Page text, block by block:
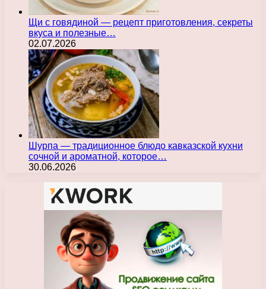
Щи с говядиной — рецепт приготовления, секреты
вкуса и полезные…
02.07.2026
Шурпа — традиционное блюдо кавказской кухни
сочной и ароматной, которое…
30.06.2026